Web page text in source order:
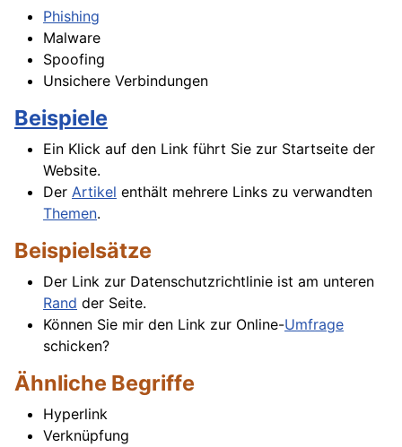
Phishing
Malware
Spoofing
Unsichere Verbindungen
Beispiele
Ein Klick auf den Link führt Sie zur Startseite der
Website.
Der Artikel enthält mehrere Links zu verwandten
Themen.
Beispielsätze
Der Link zur Datenschutzrichtlinie ist am unteren
Rand der Seite.
Können Sie mir den Link zur Online-Umfrage
schicken?
Ähnliche Begriffe
Hyperlink
Verknüpfung